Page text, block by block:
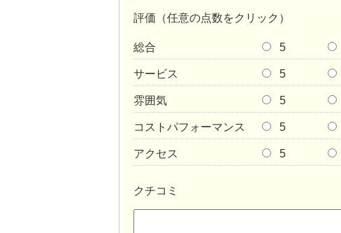
評価（任意の点数をクリック）
総合 5
サービス 5
雰囲気 5
コストパフォーマンス 5
アクセス 5
クチコミ